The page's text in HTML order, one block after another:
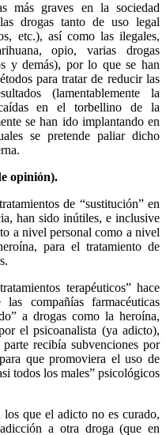
más graves en la sociedad
drogas tanto de uso legal
etc.), así como las ilegales,
opio, varias drogas
y demás), por lo que se han
para tratar de reducir las
(lamentablemente la
en el torbellino de la
se han ido implantando en
se pretende paliar dicho
opinión).
de “sustitución” en
han sido inútiles, e inclusive
a nivel personal como a nivel
para el tratamiento de
terapéuticos” hace
compañías farmacéuticas
a drogas como la heroína,
el psicoanalista (ya adicto),
recibía subvenciones por
que promoviera el uso de
todos los males” psicológicos
los que el adicto no es curado,
a otra droga (que en